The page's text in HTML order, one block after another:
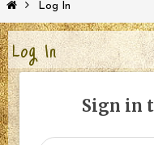
Log In
Log In
Sign in